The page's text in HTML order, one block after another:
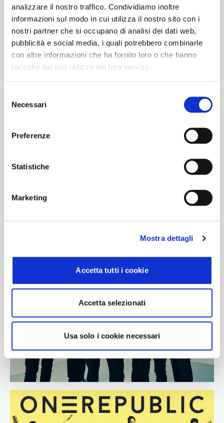
analizzare il nostro traffico. Condividiamo inoltre
informazioni sul modo in cui utilizza il nostro sito con i
nostri partner che si occupano di analisi dei dati web,
pubblicità e social media, i quali potrebbero combinarle
con altre informazioni che ha fornito loro o che hanno
raccolto dal suo utilizzo dei loro servizi.
delNecessari
Preferenze
Statistiche
Marketing
Mostra dettagli
Accetta tutti i cookie
Accetta selezionati
Usa solo i cookie necessari
milioni di copie in tutto il pianeta.
“Apologize”, il primo singolo, diventa un
successo globale anche nella versione
remixata del rapper Timbaland. Dopo altri
due dischi di inediti, Waking Up del 2009 e
Oh My My, anticipato dai fortunati singoli